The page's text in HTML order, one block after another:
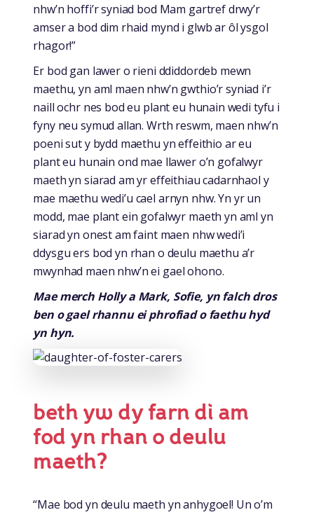
nhw’n hoffi’r syniad bod Mam gartref drwy’r
amser a bod dim rhaid mynd i glwb ar ôl ysgol
rhagor!”
Er bod gan lawer o rieni ddiddordeb mewn
maethu, yn aml maen nhw’n gwthio’r syniad i’r
naill ochr nes bod eu plant eu hunain wedi tyfu i
fyny neu symud allan. Wrth reswm, maen nhw’n
poeni sut y bydd maethu yn effeithio ar eu
plant eu hunain ond mae llawer o’n gofalwyr
maeth yn siarad am yr effeithiau cadarnhaol y
mae maethu wedi’u cael arnyn nhw. Yn yr un
modd, mae plant ein gofalwyr maeth yn aml yn
siarad yn onest am faint maen nhw wedi’i
ddysgu ers bod yn rhan o deulu maethu a’r
mwynhad maen nhw’n ei gael ohono.
Mae merch Holly a Mark, Sofie, yn falch dros
ben o gael rhannu ei phrofiad o faethu hyd
yn hyn.
beth yw dy farn di am
fod yn rhan o deulu
maeth?
“Mae bod yn deulu maeth yn anhygoel! Un o’m